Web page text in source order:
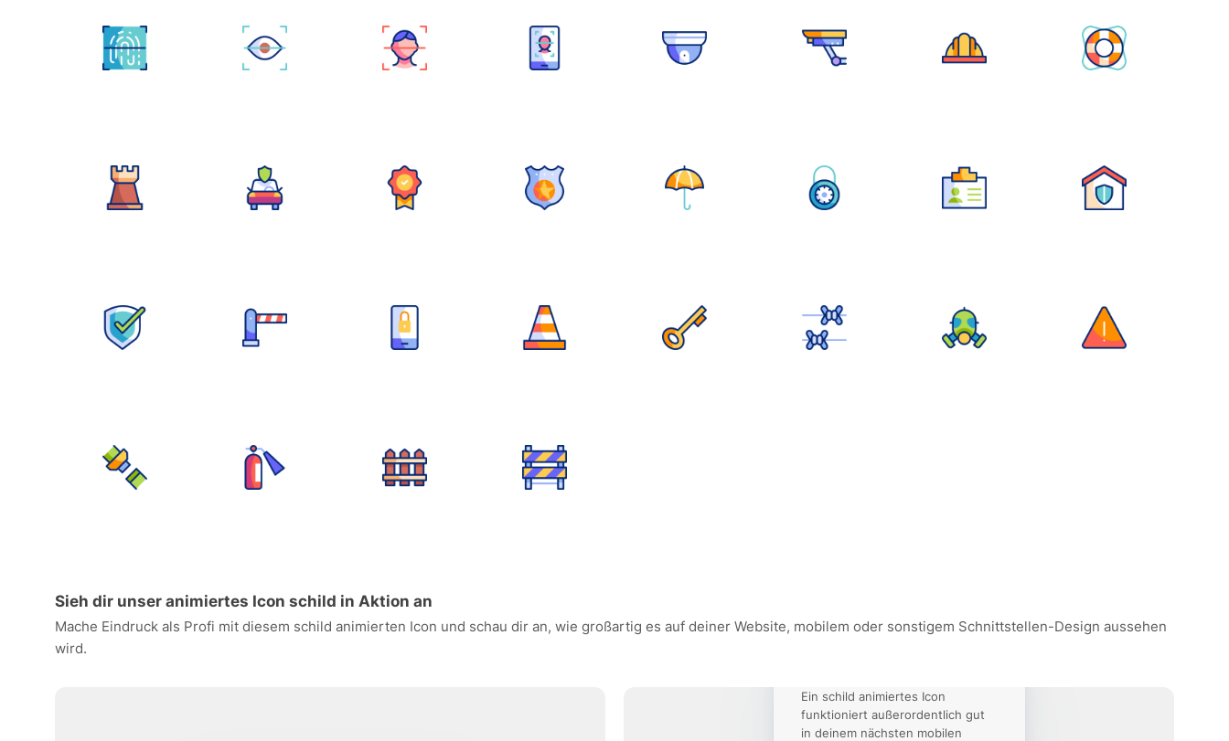
Sieh dir unser animiertes Icon schild in Aktion an
Mache Eindruck als Profi mit diesem schild animierten Icon und schau dir an, wie großartig es auf deiner Website, mobilem oder sonstigem Schnittstellen-Design aussehen
wird.
Ein schild animiertes Icon
funktioniert außerordentlich gut
in deinem nächsten mobilen